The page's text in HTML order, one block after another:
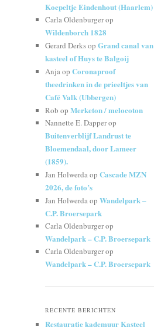
Koepeltje Eindenhout (Haarlem)
Carla Oldenburgerop
Wildenborch 1828
Gerard Derksop Grand canal van
kasteel of Huys te Balgoij
Anjaop Coronaproof
theedrinken in de prieeltjes van
Café Valk (Ubbergen)
Rob op Merketon / melocoton
Nannette E. Dapperop
Buitenverblijf Landrust te
Bloemendaal, door Lameer
(1859).
Jan Holwerdaop Cascade MZN
2026, de foto’s
Jan Holwerdaop Wandelpark –
C.P. Broersepark
Carla Oldenburgerop
Wandelpark – C.P. Broersepark
Carla Oldenburgerop
Wandelpark – C.P. Broersepark
RECENTE BERICHTEN
Restauratie kademuur Kasteel